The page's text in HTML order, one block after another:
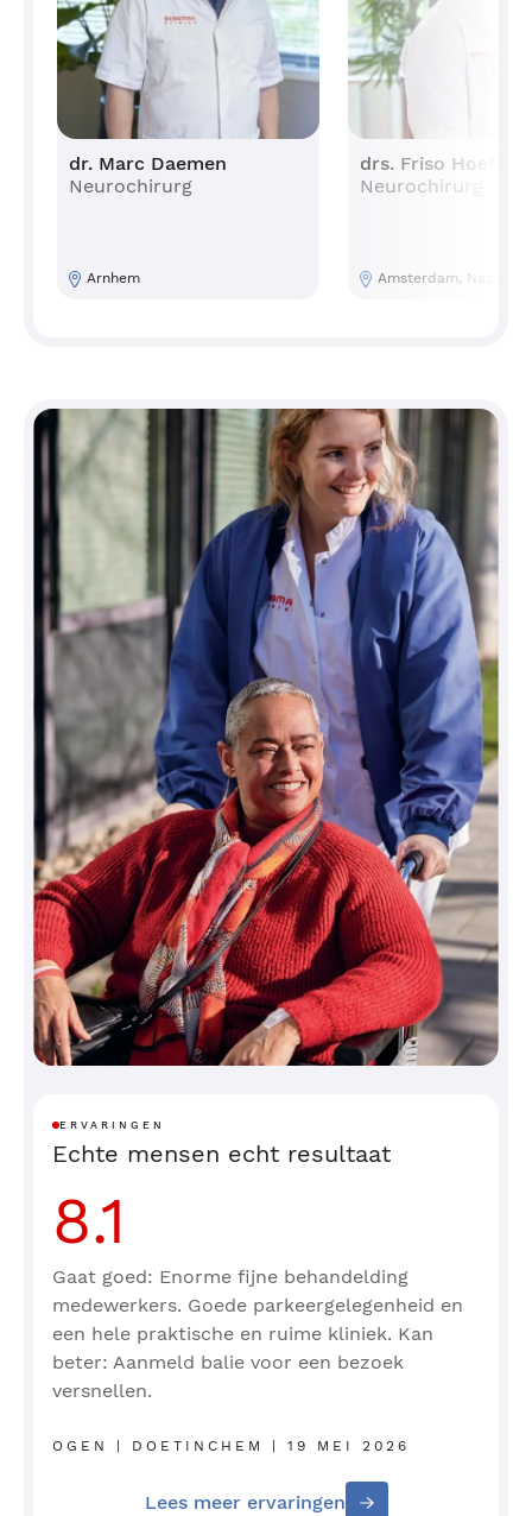
dr. Marc Daemen
Neurochirurg
Arnhem
drs. Friso
Neurochirurg
Amsterdam, Naarden
ERVARINGEN
Echte mensen echt resultaat
8.1
Gaat goed: Enorme fijne behandelding
medewerkers. Goede parkeergelegenheid en
een hele praktische en ruime kliniek. Kan
beter: Aanmeld balie voor een bezoek
versnellen.
OGEN | DOETINCHEM | 19 MEI 2026
Lees meer ervaringen